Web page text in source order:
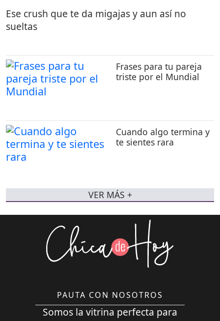
Ese crush que te da migajas y aun así no
sueltas
Frases para tu pareja
triste por el Mundial
Cuando algo termina y
te sientes rara
VER MÁS +
PAUTA CON NOSOTROS
Somos la vitrina perfecta para